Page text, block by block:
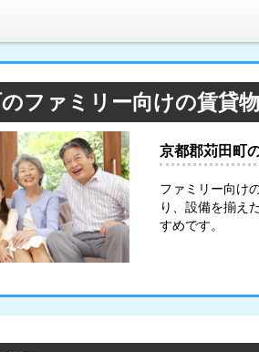
ファミリー向けの賃貸
京都郡苅田町
ファミリー向け
り、設備を揃え
すめです。